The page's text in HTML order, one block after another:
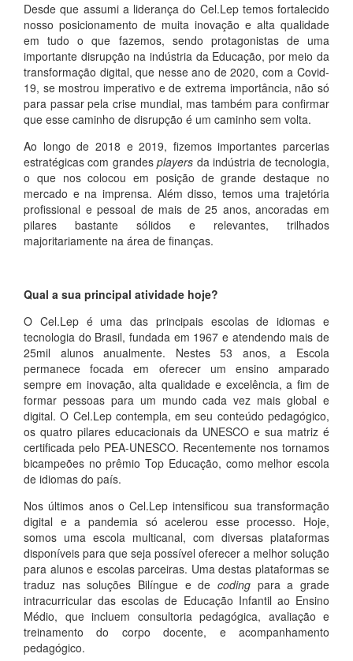
Desde que assumi a liderança do Cel.Lep temos fortalecido
nosso posicionamento de muita inovação e alta qualidade
em tudo o que fazemos, sendo protagonistas de uma
importante disrupção na indústria da Educação, por meio da
transformação digital, que nesse ano de 2020, com a Covid-
19, se mostrou imperativo e de extrema importância, não só
para passar pela crise mundial, mas também para confirmar
que esse caminho de disrupção é um caminho sem volta.
Ao longo de 2018 e 2019, fizemos importantes parcerias
estratégicas com grandesplayers da indústria de tecnologia,
o que nos colocou em posição de grande destaque no
mercado e na imprensa. Além disso, temos uma trajetória
profissional e pessoal de mais de 25 anos, ancoradas em
pilares bastante sólidos e relevantes, trilhados
majoritariamente na área de finanças.
Qual a sua principal atividade hoje?
O Cel.Lep é uma das principais escolas de idiomas e
tecnologia do Brasil, fundada em 1967 e atendendo mais de
25mil alunos anualmente. Nestes 53 anos, a Escola
permanece focada em oferecer um ensino amparado
sempre em inovação, alta qualidade e excelência, a fim de
formar pessoas para um mundo cada vez mais global e
digital. O Cel.Lep contempla, em seu conteúdo pedagógico,
os quatro pilares educacionais da UNESCO e sua matriz é
certificada pelo PEA-UNESCO. Recentemente nos tornamos
bicampeões no prêmio Top Educação, como melhor escola
de idiomas do país.
Nos últimos anos o Cel.Lep intensificou sua transformação
digital e a pandemia só acelerou esse processo. Hoje,
somos uma escola multicanal, com diversas plataformas
disponíveis para que seja possível oferecer a melhor solução
para alunos e escolas parceiras. Uma destas plataformas se
traduz nas soluções Bilíngue e de coding para a grade
intracurricular das escolas de Educação Infantil ao Ensino
Médio, que incluem consultoria pedagógica, avaliação e
treinamento do corpo docente, e acompanhamento
pedagógico.